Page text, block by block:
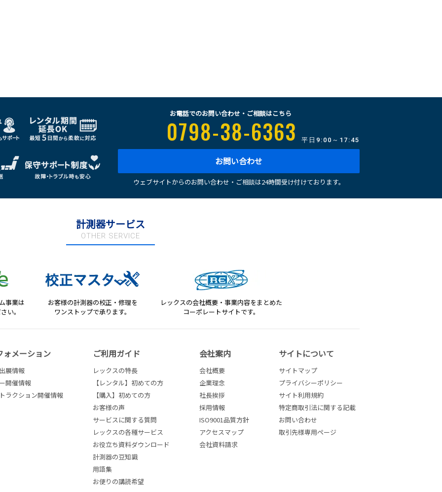
お電話でのお問い合わせ・ご相談はこちら
0798-38-6363 平日 9:00～17:45
お問い合わせ
ウェブサイトからのお問い合わせ・ご相談は24時間受け付けております。
計測器サービス
OTHER SERVICE
事業は
い。
お客様の計測器の校正・修理を
ワンストップで承ります。
レックスの会社概要・事業内容をまとめた
コーポレートサイトです。
ォメーション
展情報
開催情報
ラクション開催情報
ご利用ガイド
レックスの特長
【レンタル】初めての方
【購入】初めての方
お客様の声
サービスに関する質問
レックスの各種サービス
お役立ち資料ダウンロード
計測器の豆知識
用語集
お便りの講読希望
会社案内
会社概要
企業理念
社長挨拶
採用情報
ISO9001品質方針
アクセスマップ
会社資料請求
サイトについて
サイトマップ
プライバシーポリシー
サイト利用規約
特定商取引法に関する記載
お問い合わせ
取引先様専用ページ